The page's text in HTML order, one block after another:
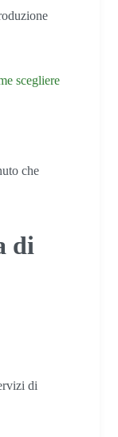
scegliere
che
di
di